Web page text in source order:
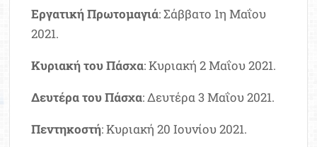
Εργατική Πρωτομαγιά: Σάββατο 1η Μαΐου
2021.
Κυριακή του Πάσχα: Κυριακή 2 Μαΐου 2021.
Δευτέρα του Πάσχα: Δευτέρα 3 Μαΐου 2021.
Πεντηκοστή: Κυριακή 20 Ιουνίου 2021.